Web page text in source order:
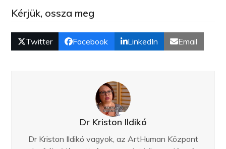
Kérjük, ossza meg
Twitter Facebook LinkedIn Email
Dr Kriston Ildikó
Dr Kriston Ildikó vagyok, az ArtHuman Központ